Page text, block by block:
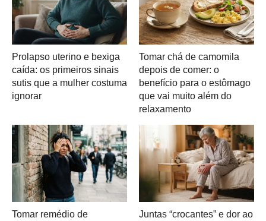
Prolapso uterino e bexiga
caída: os primeiros sinais
sutis que a mulher costuma
ignorar
Tomar chá de camomila
depois de comer: o
benefício para o estômago
que vai muito além do
relaxamento
Tomar remédio de
Juntas “crocantes” e dor ao